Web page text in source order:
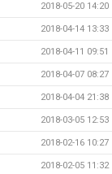
2018-05-20 14:20
2018-04-14 13:33
2018-04-11 09:51
2018-04-07 08:27
2018-04-04 21:38
2018-03-05 12:53
2018-02-16 10:27
2018-02-05 11:32